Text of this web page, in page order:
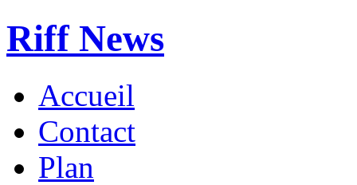
Riff News
Accueil
Contact
Plan